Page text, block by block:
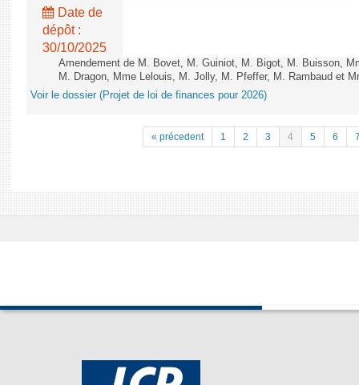
Date de
dépôt :
30/10/2025
Amendement de M. Bovet, M. Guiniot, M. Bigot, M. Buisson,
M. Dragon, Mme Lelouis, M. Jolly, M. Pfeffer, M. Rambaud et
Voir le dossier (Projet de loi de finances pour 2026)
« précedent 1 2 3 4 5 6